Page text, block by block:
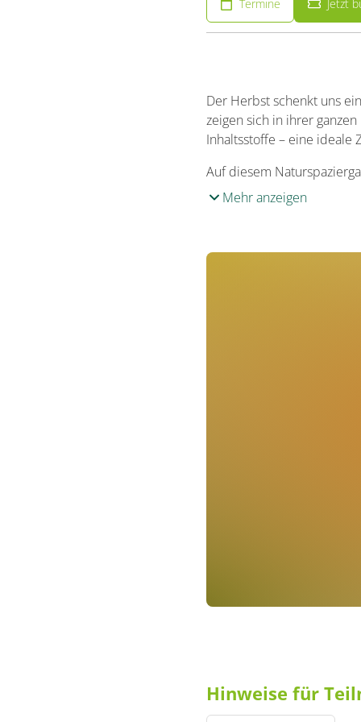
Termine Jetzt
Der Herbst schenkt uns
zeigen sich in ihrer
Inhaltsstoffe – eine ideale
Auf diesem
Mehr anzeigen
Hinweise für